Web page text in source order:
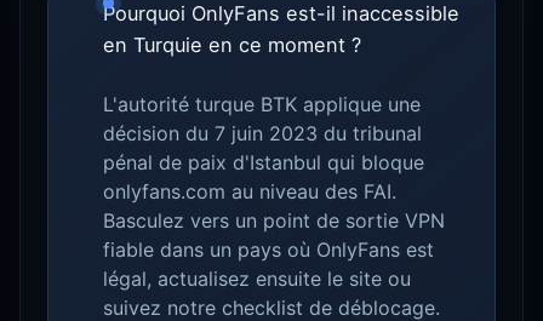
Pourquoi OnlyFans est-il inaccessible
en Turquie en ce moment ?
L'autorité turque BTK applique une
décision du 7 juin 2023 du tribunal
pénal de paix d'Istanbul qui bloque
onlyfans.com au niveau des FAI.
Basculez vers un point de sortie VPN
fiable dans un pays où OnlyFans est
légal, actualisez ensuite le site ou
suivez notre checklist de déblocage.